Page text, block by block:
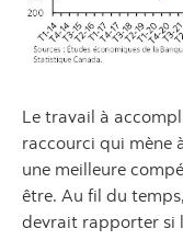
Le travail à
raccourci qui mène
une meilleure
être. Au fil du
devrait rapporter si